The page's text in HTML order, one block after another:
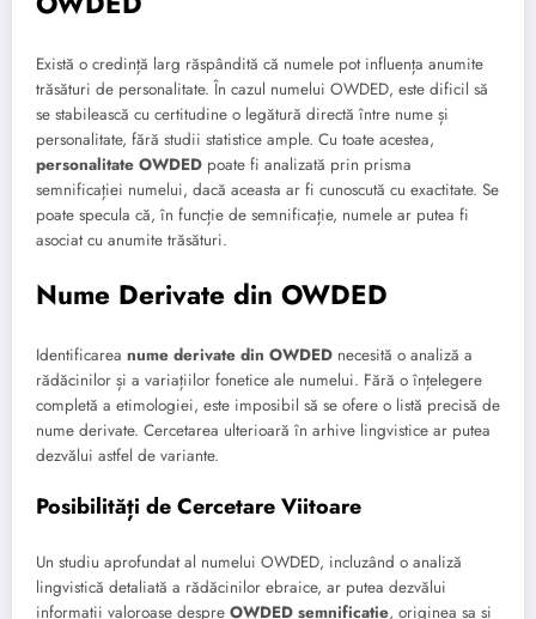
Există o credință larg răspândită că numele pot influența anumite
trăsături de personalitate. În cazul numelui OWDED, este dificil să
se stabilească cu certitudine o legătură directă între nume și
personalitate, fără studii statistice ample. Cu toate acestea,
personalitate OWDED poate fi analizată prin prisma
semnificației numelui, dacă aceasta ar fi cunoscută cu exactitate. Se
poate specula că, în funcție de semnificație, numele ar putea fi
asociat cu anumite trăsături.
Nume Derivate din OWDED
Identificarea nume derivate din OWDED necesită o analiză a
rădăcinilor și a variațiilor fonetice ale numelui. Fără o înțelegere
completă a etimologiei, este imposibil să se ofere o listă precisă de
nume derivate. Cercetarea ulterioară în arhive lingvistice ar putea
dezvălui astfel de variante.
Posibilități de Cercetare Viitoare
Un studiu aprofundat al numelui OWDED, incluzând o analiză
lingvistică detaliată a rădăcinilor ebraice, ar putea dezvălui
informații valoroase despre OWDED semnificație, originea sa și